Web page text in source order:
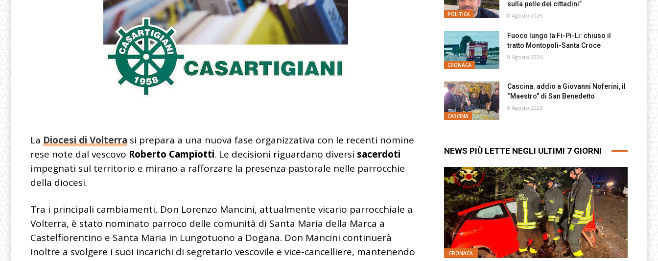
La Diocesi di Volterra si prepara a una nuova fase organizzativa con le recenti nomine
rese note dal vescovo Roberto Campiotti. Le decisioni riguardano diversi sacerdoti
impegnati sul territorio e mirano a rafforzare la presenza pastorale nelle parrocchie
della diocesi.
Tra i principali cambiamenti, Don Lorenzo Mancini, attualmente vicario parrocchiale a
Volterra, è stato nominato parroco delle comunità di Santa Maria della Marca a
Castelfiorentino e Santa Maria in Lungotuono a Dogana. Don Mancini continuerà
inoltre a svolgere i suoi incarichi di segretario vescovile e vice-cancelliere, mantenendo
POLITICA
sulla pelle dei cittadini”
8 Agosto 2026
CRONACA
Fuoco lungo la Fi-Pi-Li: chiuso il
tratto Montopoli-Santa Croce
8 Agosto 2026
CASCINA
Cascina: addio a Giovanni Noferini, il
“Maestro” di San Benedetto
8 Agosto 2026
NEWS PIÙ LETTE NEGLI ULTIMI 7 GIORNI
CRONACA